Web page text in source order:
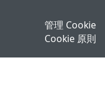
管理 Cookie
Cookie 原則